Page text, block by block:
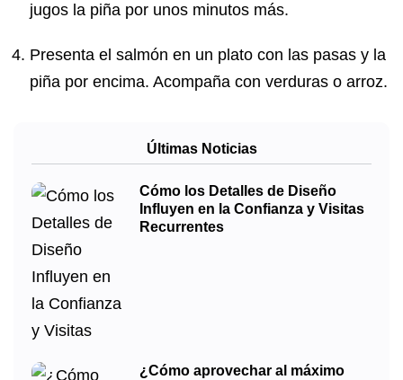
jugos la piña por unos minutos más.
Presenta el salmón en un plato con las pasas y la
piña por encima. Acompaña con verduras o arroz.
Últimas Noticias
Cómo los Detalles de Diseño
Influyen en la Confianza y Visitas
Recurrentes
¿Cómo aprovechar al máximo